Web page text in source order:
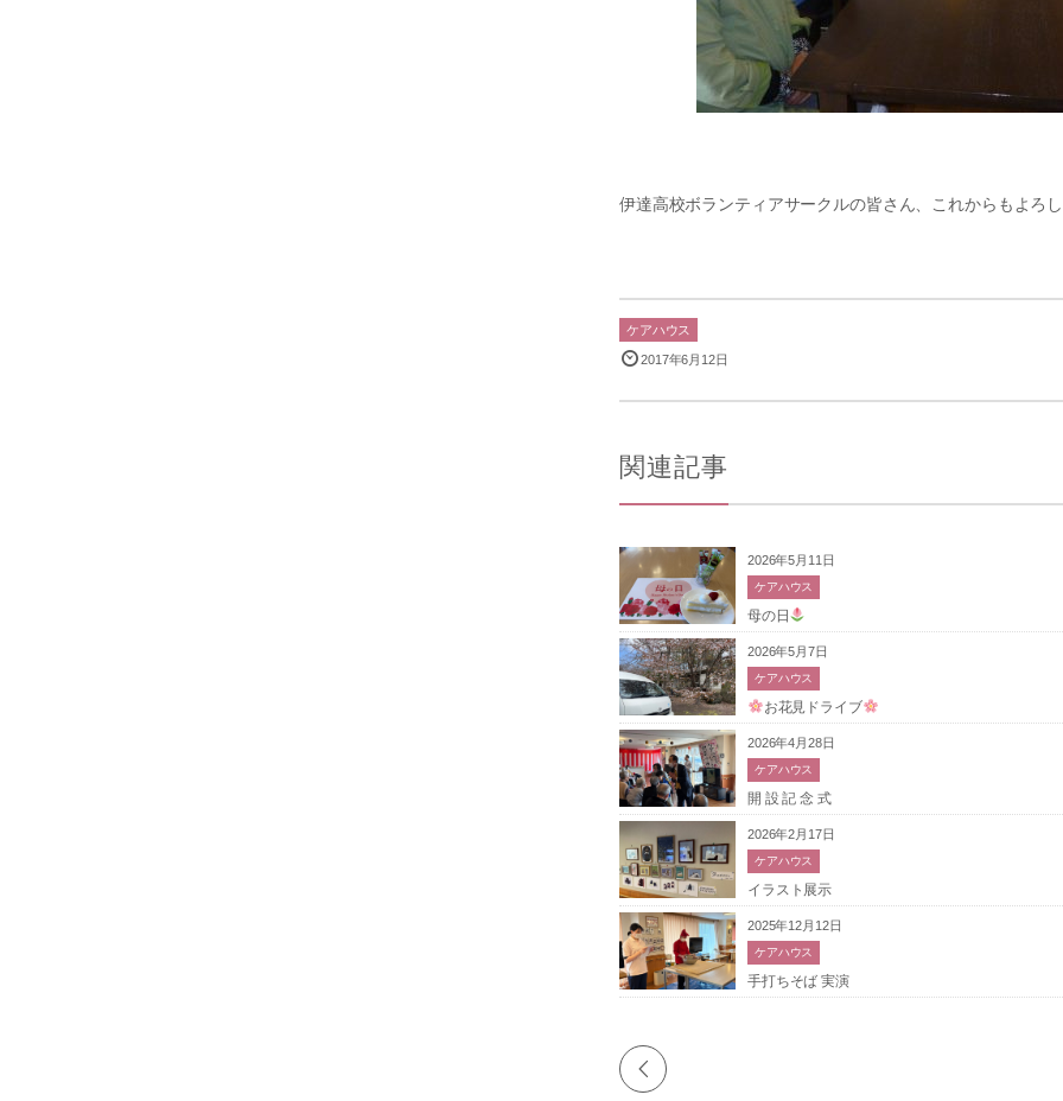
伊達高校ボランティアサークルの皆さん、これからもよろ
ケアハウス
2017年6月12日
関連記事
2026年5月11日
ケアハウス
母の日
2026年5月7日
ケアハウス
お花見ドライブ
2026年4月28日
ケアハウス
開 設 記 念 式
2026年2月17日
ケアハウス
イラスト展示
2025年12月12日
ケアハウス
手打ちそば 実演